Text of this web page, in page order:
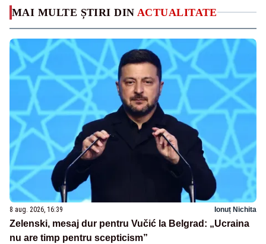
MAI MULTE ȘTIRI DIN ACTUALITATE
8 aug. 2026, 16:39 Ionuț Nichita
Zelenski, mesaj dur pentru Vučić la Belgrad: „Ucraina
nu are timp pentru scepticism”